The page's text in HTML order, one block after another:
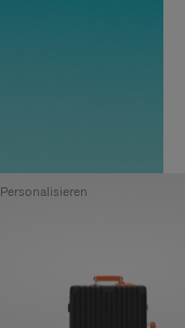
Personalisieren